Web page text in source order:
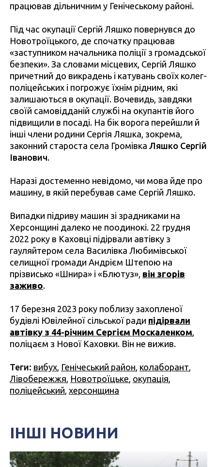
працював дільничним у Генічеському районі.
Під час окупації Сергій Ляшко повернувся до
Новотроїцького, де спочатку працював
«заступником начальника поліції з громадської
безпеки». За словами місцевих, Сергій Ляшко
причетний до викрадень і катувань своїх колег-
поліцейських і погрожує їхнім рідним, які
залишаються в окупації. Вочевидь, завдяки
своїй самовідданій службі на окупантів його
підвищили в посаді. На бік ворога перейшли й
інші члени родини Сергія Ляшка, зокрема,
законний староста села Громівка Ляшко Сергій
Іванович.
Наразі достеменно невідомо, чи мова йде про
машину, в якій перебував саме Сергій Ляшко.
Випадки підриву машин зі зрадниками на
Херсонщині далеко не поодинокі. 22 грудня
2022 року в Каховці підірвали автівку з
гауляйтером села Василівка Любимівської
селищної громади Андрієм Штепою на
прізвисько «Шнира» і «Блютуз», він згорів
заживо.
17 березня 2023 року поблизу захопленої
будівлі Ювілейної сільської ради підірвали
автівку з 44-річним Сергієм Москаленком
поліцаєм з Нової Каховки. Він не вижив.
Теги: вибух Генічеський район колаборант
Лівобережжя Новотроїцьке окупація
поліцейський херсонщина
ІНШІ НОВИНИ